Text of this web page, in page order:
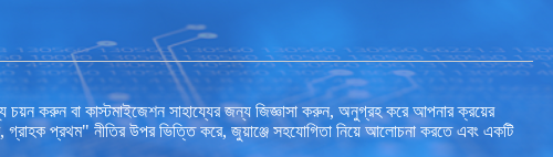
করুন বা কাস্টমাইজেশন সাহায্যের জন্য জিজ্ঞাসা করুন, অনুগ্রহ করে আপনার ক্রয়ের
প্রথম" নীতির উপর ভিত্তি করে, জুয়াঞ্জে সহযোগিতা নিয়ে আলোচনা করতে এবং একটি